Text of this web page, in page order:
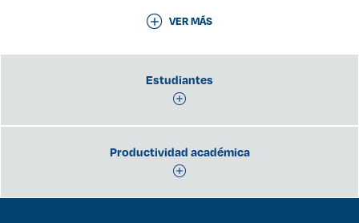
VER MÁS
Estudiantes
Productividad académica